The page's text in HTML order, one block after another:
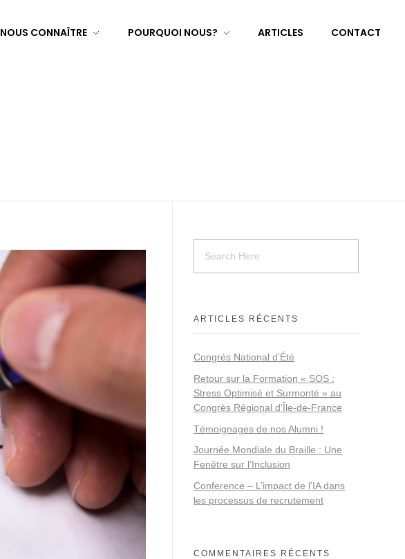
NOUS CONNAÎTRE POURQUOI NOUS? ARTICLES CONTACT
ARTICLES RÉCENTS
Congrès National d’Été
Retour sur la Formation « SOS :
Stress Optimisé et Surmonté » au
Congrès Régional d’Île-de-France
Témoignages de nos Alumni !
Journée Mondiale du Braille : Une
Fenêtre sur l’Inclusion
Conference – L’impact de l’IA dans
les processus de recrutement
COMMENTAIRES RÉCENTS